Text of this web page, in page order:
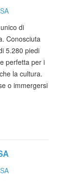
di
Conosciuta
5.280 piedi
perfetta per i
la cultura.
o immergersi